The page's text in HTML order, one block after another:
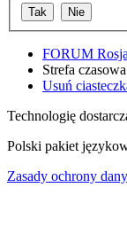
FORUM
Strefa czasowa
Usuń
Technologię
Polski pakiet
Zasady ochrony